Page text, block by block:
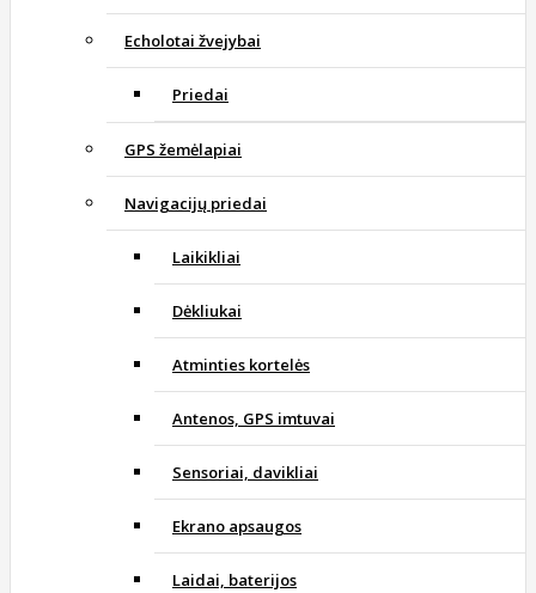
Echolotai žvejybai
Priedai
GPS žemėlapiai
Navigacijų priedai
Laikikliai
Dėkliukai
Atminties kortelės
Antenos, GPS imtuvai
Sensoriai, davikliai
Ekrano apsaugos
Laidai, baterijos